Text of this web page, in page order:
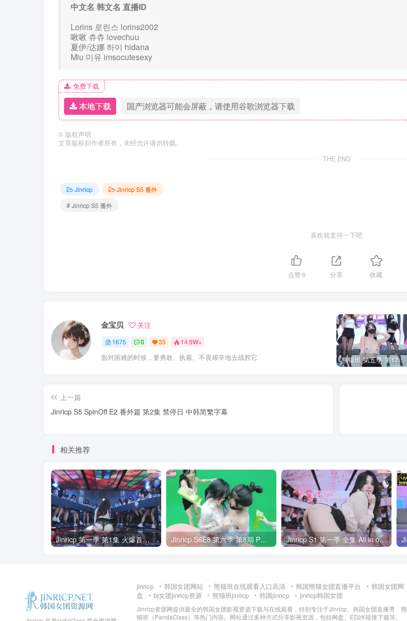
中文名 韩文名 直播ID
Lorins 로린스 lorins2002
啾啾 츄츄 lovechuu
夏伊/达娜 하이 hidana
Miu 미유 imsocutesexy
免费下载
本地下载 国产浏览器可能会屏蔽，请使用谷歌浏览器下载
© 版权声明
文章版权归作者所有，未经允许请勿转载。
THE END
Jinricp
Jinricp S5 番外
# Jinricp S5 番外
喜欢就支持一下吧
点赞6 分享 收藏
金宝贝 关注
1675 0 35 14.9W+
面对困难的时候，要勇敢、执着、不畏艰辛地去战胜它 熊猫班 第五季 第17期 最终职级赛&完结
上一篇
Jinricp S5 SpinOff E2 番外篇 第2集 禁停日 中韩简繁字幕
相关推荐
Jinricp 第一季 第1集 火爆首播&VIP小黑屋首秀 中文字幕 Jinricp S6E8 第六季 第8期 PK&Boss战 中英韩简繁字幕 Jinricp S1 第一季 全集 All in one 合集版中文字幕
jinricp 韩国女团网站 熊猫班在线观看入口高清 韩国熊猫女团直播平台
韩国女团网
盘
bj女团jinricp资源 熊猫班jinricp 韩国jinricp jinricp韩国女团
Jinricp资源网提供最全的韩国女团影视资源下载与在线观看，特别专注于Jinricp、韩国女团直播秀、熊
猫班（PandaClass）等热门内容。网站通过多种方式分享影视资源，包括网盘、ED2K链接下载等。